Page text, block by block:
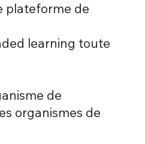
plateforme de
learning toute
de
organismes de